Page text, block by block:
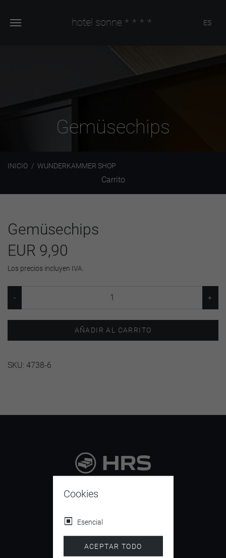
hotel sonne **** ES
Gemüsechips
INICIO WUNDERKAMMER SHOP
Carrito
Gemüsechips
EUR 9,90
Los precios incluyen IVA.
AÑADIR AL CARRITO
SKU: 4738-6
4.5
Cookies
Esencial
ACEPTAR TODO